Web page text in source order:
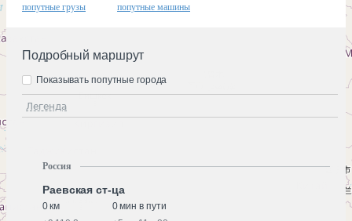
попутные грузы попутные машины
Подробный маршрут
Легенда
Показывать попутные города
Россия
Раевская ст-ца
0 км
0 мин в пути